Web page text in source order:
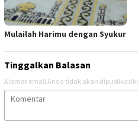
Mulailah Harimu dengan Syukur
Tinggalkan Balasan
Alamat email Anda tidak akan